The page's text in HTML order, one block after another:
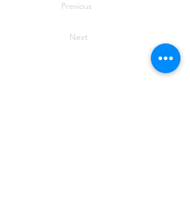
Previous
Next